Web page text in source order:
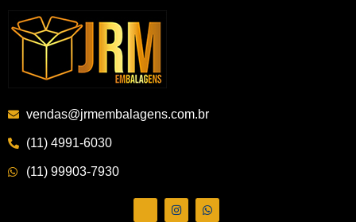
vendas@jrmembalagens.com.br
(11) 4991-6030
(11) 99903-7930